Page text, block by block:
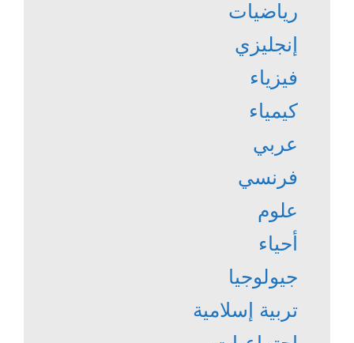
رياضيات
إنجليزي
فيزياء
كيمياء
عربي
فرنسي
علوم
أحياء
جيولوجيا
تربية إسلامية